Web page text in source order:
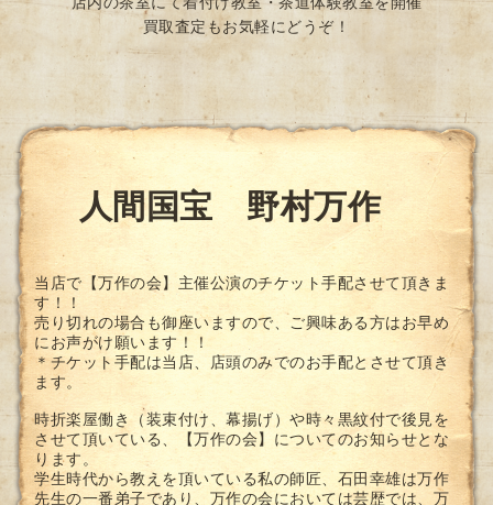
買取査定もお気軽にどうぞ！
人間国宝 野村万作
当店で【万作の会】主催公演のチケット手配させて頂きま
す！！
売り切れの場合も御座いますので、ご興味ある方はお早め
にお声がけ願います！！
＊チケット手配は当店、店頭のみでのお手配とさせて頂き
ます。
時折楽屋働き（装束付け、幕揚げ）や時々黒紋付で後見を
させて頂いている、【万作の会】についてのお知らせとな
ります。
学生時代から教えを頂いている私の師匠、石田幸雄は万作
先生の一番弟子であり、万作の会においては芸歴では、万